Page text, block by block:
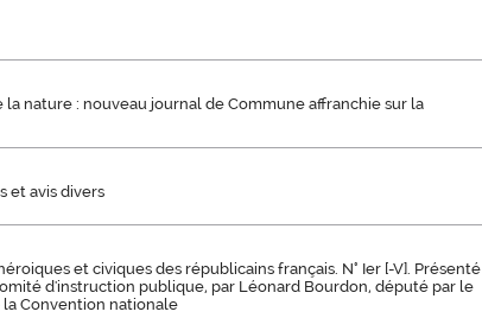
nature : nouveau journal de Commune affranchie sur la
et avis divers
et civiques des républicains français. N° Ier [-V]. Présenté
d'instruction publique, par Léonard Bourdon, député par le
Convention nationale